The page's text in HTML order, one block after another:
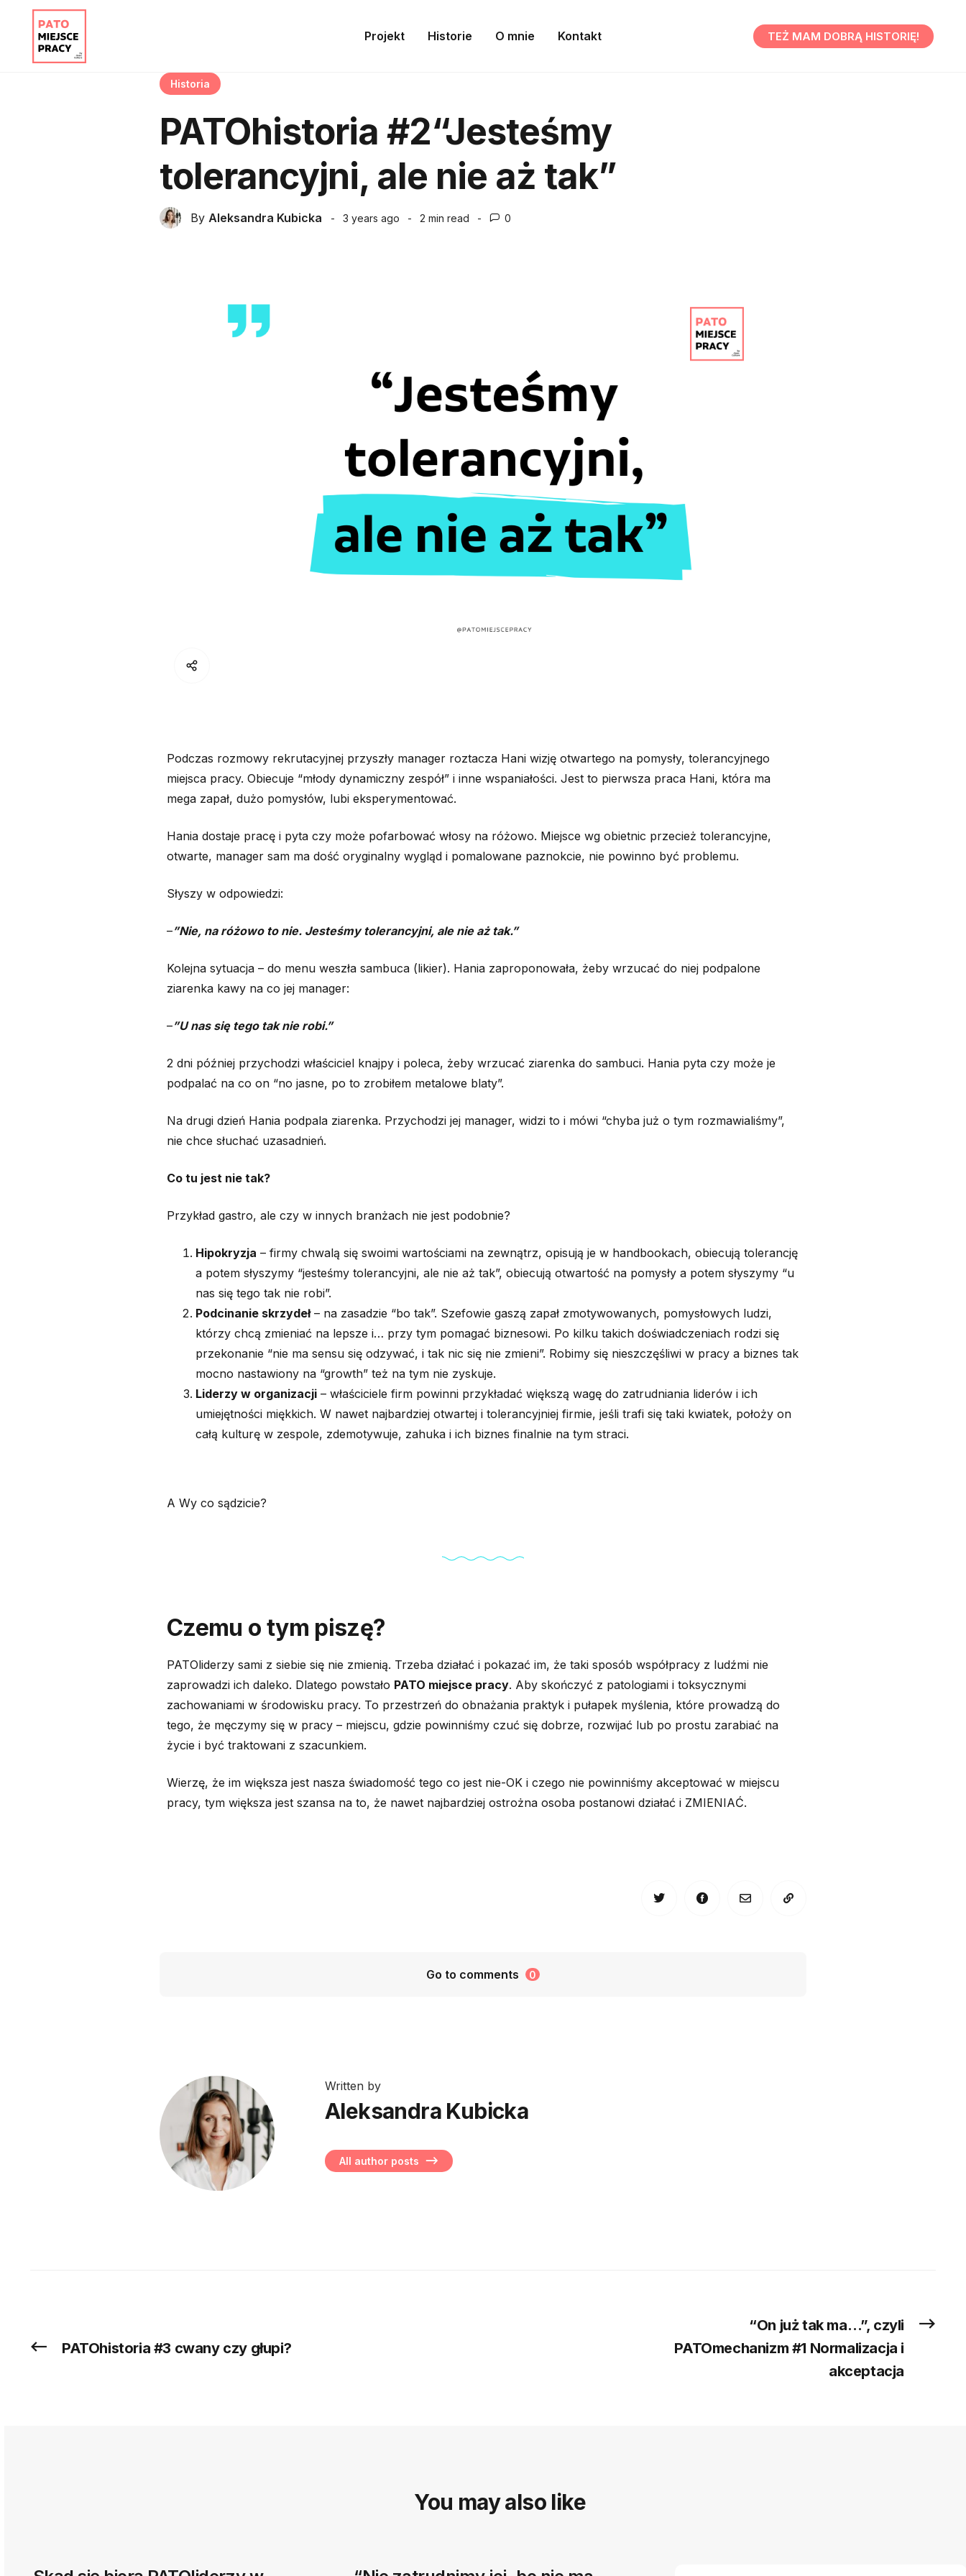
Projekt Historie O mnie Kontakt TEŻ MAM DOBRĄ HISTORIĘ!
Historia
PATOhistoria #2“Jesteśmy
tolerancyjni, ale nie aż tak”
By Aleksandra Kubicka 3 years ago 2 min read 0
Podczas rozmowy rekrutacyjnej przyszły manager roztacza Hani wizję otwartego na pomysły, tolerancyjnego
miejsca pracy. Obiecuje “młody dynamiczny zespół” i inne wspaniałości. Jest to pierwsza praca Hani, która ma
mega zapał, dużo pomysłów, lubi eksperymentować.
Hania dostaje pracę i pyta czy może pofarbować włosy na różowo. Miejsce wg obietnic przecież tolerancyjne,
otwarte, manager sam ma dość oryginalny wygląd i pomalowane paznokcie, nie powinno być problemu.
Słyszy w odpowiedzi:
–”Nie, na różowo to nie. Jesteśmy tolerancyjni, ale nie aż tak.”
Kolejna sytuacja – do menu weszła sambuca (likier). Hania zaproponowała, żeby wrzucać do niej podpalone
ziarenka kawy na co jej manager:
–”U nas się tego tak nie robi.”
2 dni później przychodzi właściciel knajpy i poleca, żeby wrzucać ziarenka do sambuci. Hania pyta czy może je
podpalać na co on “no jasne, po to zrobiłem metalowe blaty”.
Na drugi dzień Hania podpala ziarenka. Przychodzi jej manager, widzi to i mówi “chyba już o tym rozmawialiśmy”,
nie chce słuchać uzasadnień.
Co tu jest nie tak?
Przykład gastro, ale czy w innych branżach nie jest podobnie?
Hipokryzja – firmy chwalą się swoimi wartościami na zewnątrz, opisują je w handbookach, obiecują tolerancję
a potem słyszymy “jesteśmy tolerancyjni, ale nie aż tak”, obiecują otwartość na pomysły a potem słyszymy “u
nas się tego tak nie robi”.
Podcinanie skrzydeł– na zasadzie “bo tak”. Szefowie gaszą zapał zmotywowanych, pomysłowych ludzi,
którzy chcą zmieniać na lepsze i… przy tym pomagać biznesowi. Po kilku takich doświadczeniach rodzi się
przekonanie “nie ma sensu się odzywać, i tak nic się nie zmieni”. Robimy się nieszczęśliwi w pracy a biznes tak
mocno nastawiony na “growth” też na tym nie zyskuje.
Liderzy w organizacji – właściciele firm powinni przykładać większą wagę do zatrudniania liderów i ich
umiejętności miękkich. W nawet najbardziej otwartej i tolerancyjniej firmie, jeśli trafi się taki kwiatek, położy on
całą kulturę w zespole, zdemotywuje, zahuka i ich biznes finalnie na tym straci.
A Wy co sądzicie?
Czemu o tym piszę?
PATOliderzy sami z siebie się nie zmienią. Trzeba działać i pokazać im, że taki sposób współpracy z ludźmi nie
zaprowadzi ich daleko. Dlatego powstało PATO miejsce pracy. Aby skończyć z patologiami i toksycznymi
zachowaniami w środowisku pracy. To przestrzeń do obnażania praktyk i pułapek myślenia, które prowadzą do
tego, że męczymy się w pracy – miejscu, gdzie powinniśmy czuć się dobrze, rozwijać lub po prostu zarabiać na
życie i być traktowani z szacunkiem.
Wierzę, że im większa jest nasza świadomość tego co jest nie-OK i czego nie powinniśmy akceptować w miejscu
pracy, tym większa jest szansa na to, że nawet najbardziej ostrożna osoba postanowi działać i ZMIENIAĆ.
Go to comments 0
Written by
Aleksandra Kubicka
All author posts
PATOhistoria #3 cwany czy głupi?
“On już tak ma…”, czyli
PATOmechanizm #1 Normalizacja i
akceptacja
You may also like